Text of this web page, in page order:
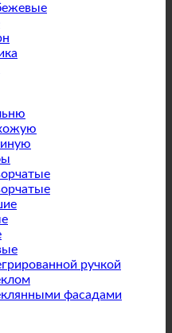
ручкой
фасадами